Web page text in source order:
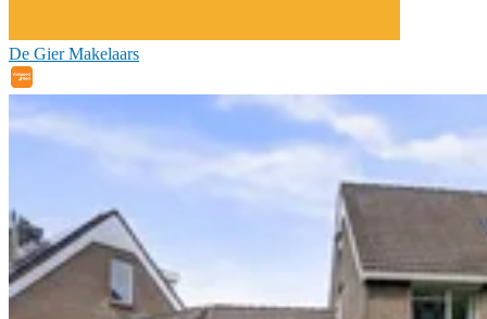
De Gier Makelaars